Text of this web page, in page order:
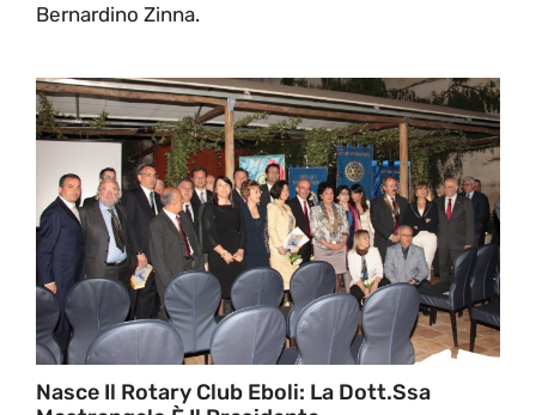
Bernardino Zinna.
Nasce Il Rotary Club Eboli: La Dott.ssa